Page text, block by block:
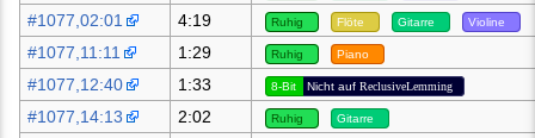
#1077,02:01 4:19 Ruhig Flöte Gitarre Violine
#1077,11:11 1:29 Ruhig Piano
#1077,12:40 1:33 8-Bit Nicht auf ReclusiveLemming
#1077,14:13 2:02 Ruhig Gitarre